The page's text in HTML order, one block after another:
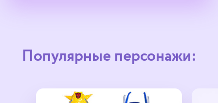
Популярные персонажи: